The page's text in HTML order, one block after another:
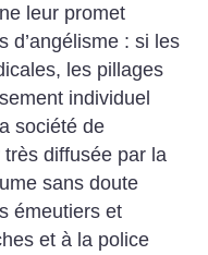
leur promet
d’angélisme : si les
les pillages
individuel
société de
diffusée par la
sans doute
émeutiers et
et à la police